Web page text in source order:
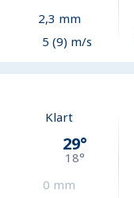
2,3 mm
5 (9) m/s
Klart
29°
18°
0 mm